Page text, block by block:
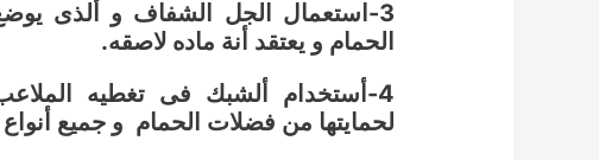
3-استعمال الجل الشفاف و ألذى
الحمام و يعتقد أنة ماده لاصقه.
4-أستخدام ألشبك فى تغطيه
لحمايتها من فضلات الحمام و جميع